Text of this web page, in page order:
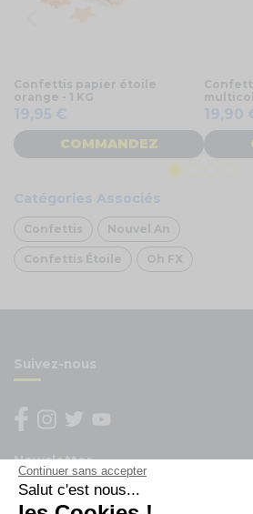
Continuer sans accepter
Salut c'est nous...
Confettis papier étoile
orange - 1 KG
19,95 €
COMMANDEZ
19,90
Catégories Associés
Confettis Nouvel An
Confettis Étoile Oh FX
Suivez-nous
Newsletter